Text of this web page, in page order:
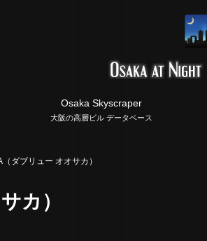
Osaka Skyscraper
大阪の高層ビル データベース
ダブリュー オオサカ）
カ）